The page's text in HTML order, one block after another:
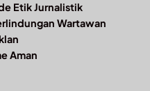
Etik Jurnalistik
Wartawan
Aman